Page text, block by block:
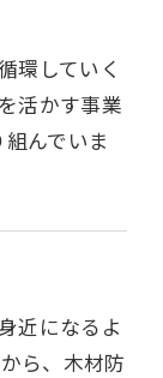
環していく
活かす事業
んでいま
近になるよ
ら、木材防